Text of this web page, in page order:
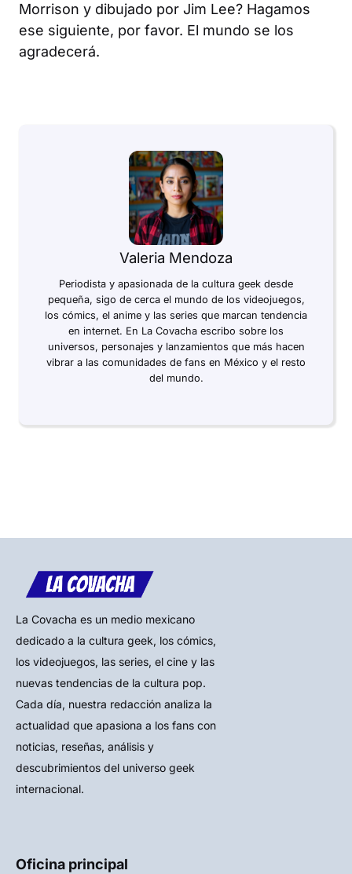
Morrison y dibujado por Jim Lee? Hagamos
ese siguiente, por favor. El mundo se los
agradecerá.
Valeria Mendoza
Periodista y apasionada de la cultura geek desde
pequeña, sigo de cerca el mundo de los videojuegos,
los cómics, el anime y las series que marcan tendencia
en internet. En La Covacha escribo sobre los
universos, personajes y lanzamientos que más hacen
vibrar a las comunidades de fans en México y el resto
del mundo.
La Covacha es un medio mexicano
dedicado a la cultura geek, los cómics,
los videojuegos, las series, el cine y las
nuevas tendencias de la cultura pop.
Cada día, nuestra redacción analiza la
actualidad que apasiona a los fans con
noticias, reseñas, análisis y
descubrimientos del universo geek
internacional.
Oficina principal